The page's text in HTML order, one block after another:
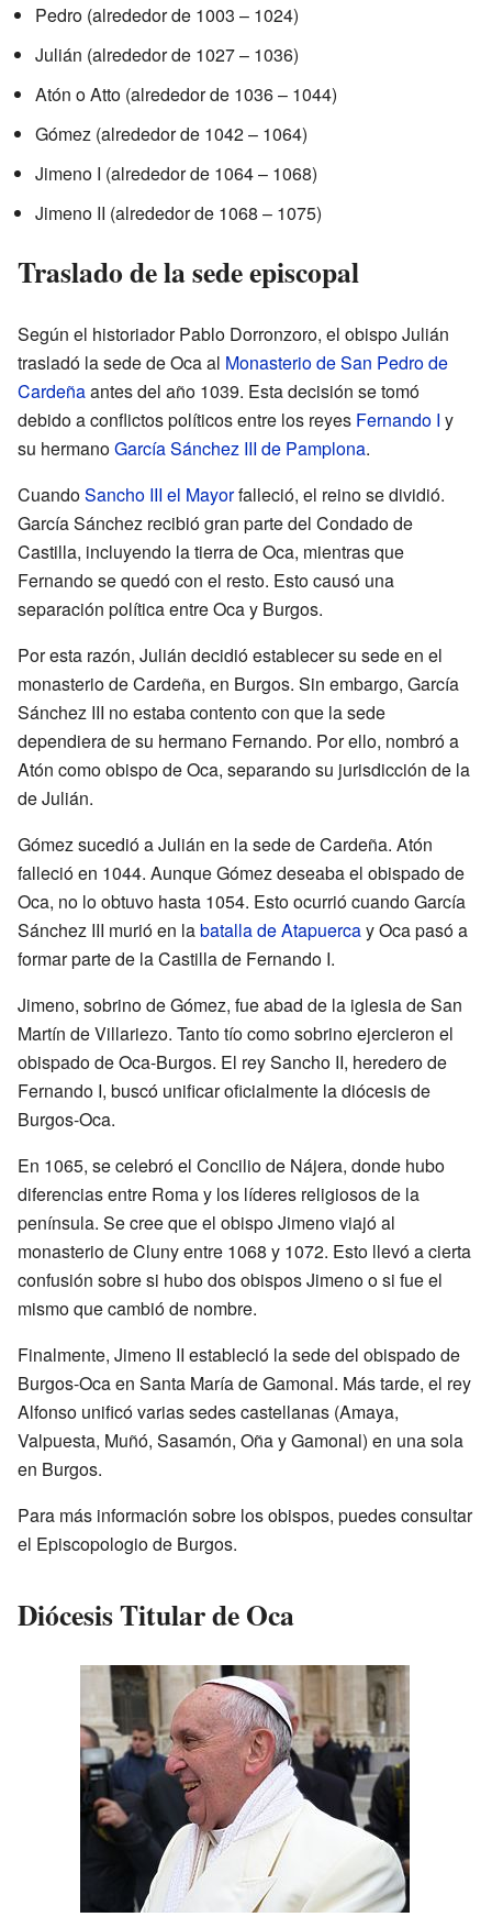
Pedro (alrededor de 1003 – 1024)
Julián (alrededor de 1027 – 1036)
Atón o Atto (alrededor de 1036 – 1044)
Gómez (alrededor de 1042 – 1064)
Jimeno I (alrededor de 1064 – 1068)
Jimeno II (alrededor de 1068 – 1075)
Traslado de la sede episcopal
Según el historiador Pablo Dorronzoro, el obispo Julián
trasladó la sede de Oca al Monasterio de San Pedro de
Cardeñaantes del año 1039. Esta decisión se tomó
debido a conflictos políticos entre los reyes Fernando I y
su hermanoGarcía Sánchez III de Pamplona.
CuandoSancho III el Mayorfalleció, el reino se dividió.
García Sánchez recibió gran parte del Condado de
Castilla, incluyendo la tierra de Oca, mientras que
Fernando se quedó con el resto. Esto causó una
separación política entre Oca y Burgos.
Por esta razón, Julián decidió establecer su sede en el
monasterio de Cardeña, en Burgos. Sin embargo, García
Sánchez III no estaba contento con que la sede
dependiera de su hermano Fernando. Por ello, nombró a
Atón como obispo de Oca, separando su jurisdicción de la
de Julián.
Gómez sucedió a Julián en la sede de Cardeña. Atón
falleció en 1044. Aunque Gómez deseaba el obispado de
Oca, no lo obtuvo hasta 1054. Esto ocurrió cuando García
Sánchez III murió en labatalla de Atapuercay Oca pasó a
formar parte de la Castilla de Fernando I.
Jimeno, sobrino de Gómez, fue abad de la iglesia de San
Martín de Villariezo. Tanto tío como sobrino ejercieron el
obispado de Oca-Burgos. El rey Sancho II, heredero de
Fernando I, buscó unificar oficialmente la diócesis de
Burgos-Oca.
En 1065, se celebró el Concilio de Nájera, donde hubo
diferencias entre Roma y los líderes religiosos de la
península. Se cree que el obispo Jimeno viajó al
monasterio de Cluny entre 1068 y 1072. Esto llevó a cierta
confusión sobre si hubo dos obispos Jimeno o si fue el
mismo que cambió de nombre.
Finalmente, Jimeno II estableció la sede del obispado de
Burgos-Oca en Santa María de Gamonal. Más tarde, el rey
Alfonso unificó varias sedes castellanas (Amaya,
Valpuesta, Muñó, Sasamón, Oña y Gamonal) en una sola
en Burgos.
Para más información sobre los obispos, puedes consultar
el Episcopologio de Burgos.
Diócesis Titular de Oca